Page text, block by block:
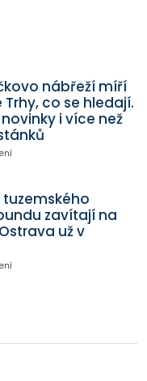
nábřeží míří
co se hledají.
i více než
zavítají na
Ostrava už v